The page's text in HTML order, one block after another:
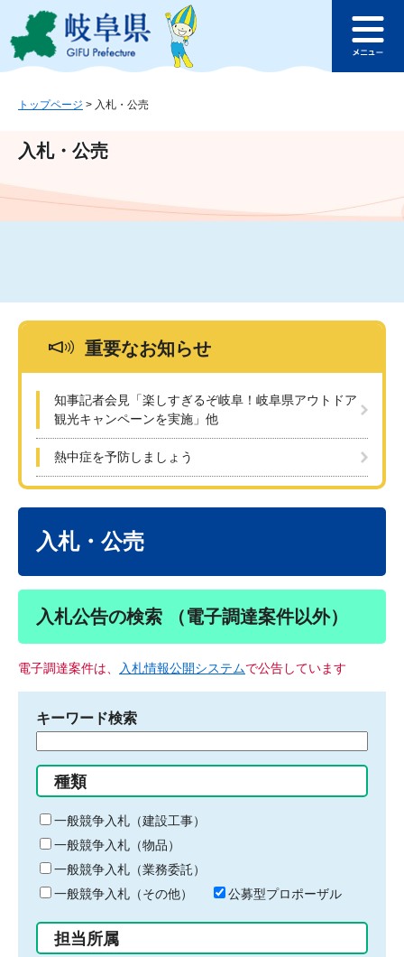
ジ
ュ
文
このページの本文へ
ュ
トップページ > 入札・公売
入札・公売
重要なお知らせ
知事記者会見「楽しすぎるぞ岐阜！岐阜県アウトドア
観光キャンペーンを実施」他
熱中症を予防しましょう
入札・公売
入札公告の検索 （電子調達案件以外）
電子調達案件は、 入札情報公開システムで公告しています
キーワード検索
る
キ
ー
ワ
ー
ド
入
力
種類
一般競争入札（建設工事）
一般競争入札（物品）
一般競争入札（業務委託）
一般競争入札（その他）
公募型プロポーザル
担当所属